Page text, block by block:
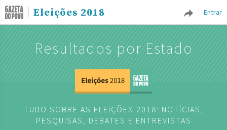
Entrar
Eleições 2018
Resultados por Estado
TUDO SOBRE AS ELEIÇÕES 2018: NOTÍCIAS,
PESQUISAS, DEBATES E ENTREVISTAS